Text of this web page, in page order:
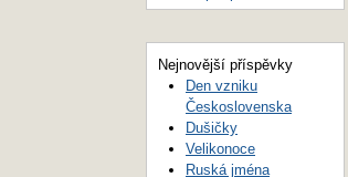
Nejnovější příspěvky
Den vzniku
Československa
Dušičky
Velikonoce
Ruská jména